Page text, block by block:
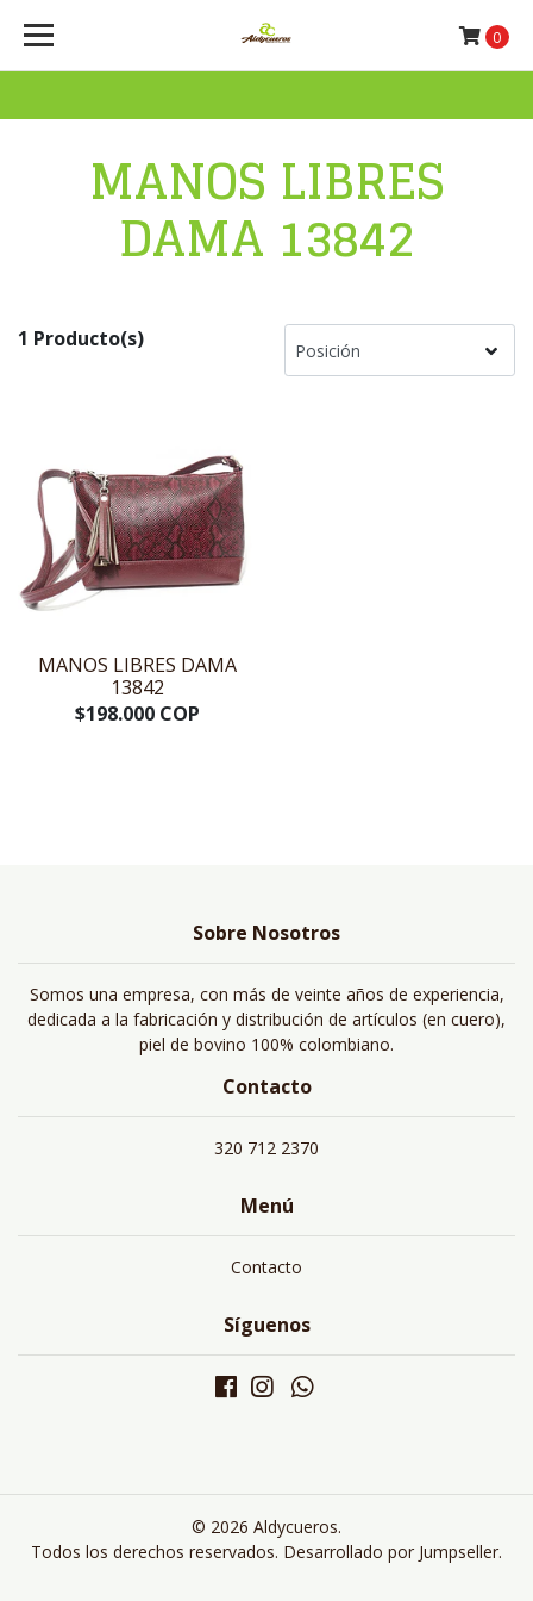
0
MANOS LIBRES
DAMA 13842
1 Producto(s)
MANOS LIBRES DAMA
13842
$198.000 COP
Sobre Nosotros
Somos una empresa, con más de veinte años de experiencia,
dedicada a la fabricación y distribución de artículos (en cuero),
piel de bovino 100% colombiano.
Contacto
320 712 2370
Menú
Contacto
Síguenos
© 2026 Aldycueros.
Todos los derechos reservados. Desarrollado por Jumpseller.